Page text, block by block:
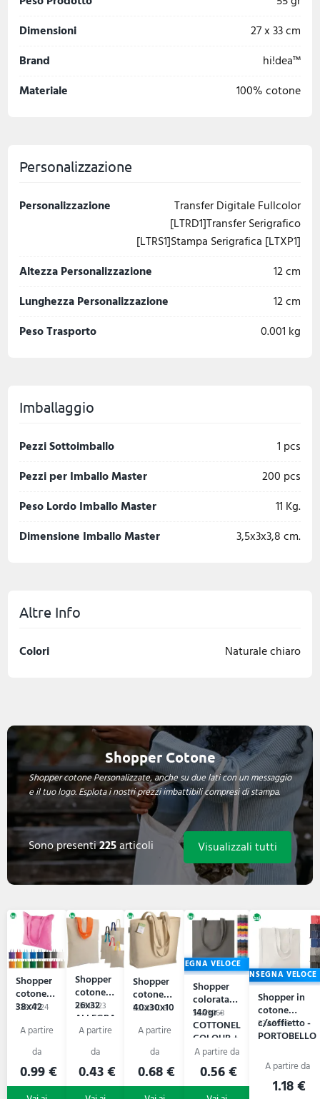
Dimensioni
27 x 33 cm
Brand
hi!dea™
Materiale
100% cotone
Personalizzazione
Personalizzazione
Transfer Digitale Fullcolor
[LTRD1]Transfer Serigrafico
[LTRS1]Stampa Serigrafica [LTXP1]
Altezza Personalizzazione
12 cm
Lunghezza Personalizzazione
12 cm
Peso Trasporto
0.001 kg
Imballaggio
Pezzi Sottoimballo
1 pcs
Pezzi per Imballo Master
200 pcs
Peso Lordo Imballo Master
11 Kg.
Dimensione Imballo Master
3,5x3x3,8 cm.
Altre Info
Colori Naturale chiaro
Shopper Cotone
Shopper cotone Personalizzate, anche su due lati con un messaggio
e il tuo logo. Esplota i nostri prezzi imbattibili compresi di stampa.
Sono presenti225articoli Visualizzali tutti
Shopper
cotone
38x42
53S07124
0.99 €
Shopper
cotone
26x32
ALLEGRA
53S16123
0.43 €
Shopper
cotone
40x30x10
53S20108
0.68 €
CONSEGNA VELOCE
Shopper
colorata
140gr -
COTTONEL
COLOUR +
53A9268
0.56 €
CONSEGNA VELOCE
Shopper in
cotone
c/soffietto -
PORTOBELLO
53A9596
1.18 €